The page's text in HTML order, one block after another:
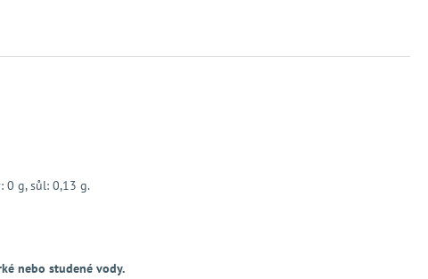
0 g, sůl: 0,13 g.
nebo studené vody.